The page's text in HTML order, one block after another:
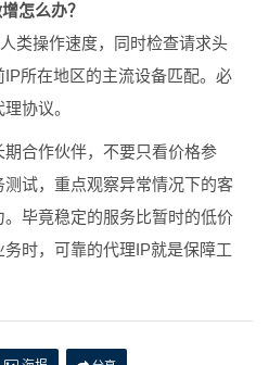
怎么办？
类操作速度，同时检查请求头
所在地区的主流设备匹配。必
协议。
合作伙伴，不要只看价格参
试，重点观察异常情况下的客
毕竟稳定的服务比暂时的低价
时，可靠的代理IP就是保障工